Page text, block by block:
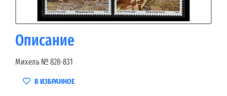
Описание
Михель № 828-831
В ИЗБРАННОЕ